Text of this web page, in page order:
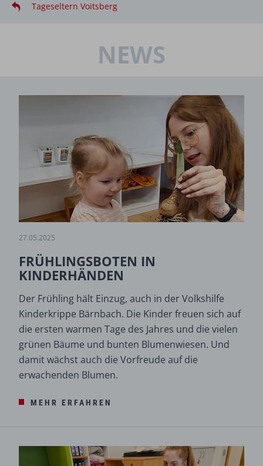
Tageseltern Voitsberg
NEWS
27.05.2025
FRÜHLINGSBOTEN IN
KINDERHÄNDEN
Der Frühling hält Einzug, auch in der Volkshilfe
Kinderkrippe Bärnbach. Die Kinder freuen sich auf
die ersten warmen Tage des Jahres und die vielen
grünen Bäume und bunten Blumenwiesen. Und
damit wächst auch die Vorfreude auf die
erwachenden Blumen.
MEHR ERFAHREN